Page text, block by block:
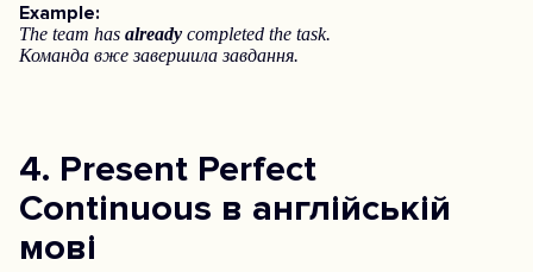
Example:
The team has already completed the task.
Команда вже завершила завдання.
4. Present Perfect
Continuous в англійській
мові